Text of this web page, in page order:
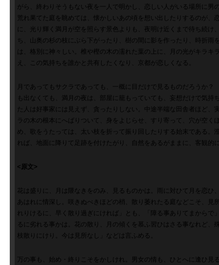
がら、終わりそうもない夜を一人で明かし、恋しい人がいる場所に男
荒れ果てた庭を眺めては、懐かしいあの頃を想い出したりするのが、
に、光り輝く満月が空を照らす景色よりも、夜明け近くまで待ち続け
ち、山奥の杉の枝にぶら下がったり、樹の間に影を作ったり、時折雨
は、格別に神々しい。椎や樫の木の濡れた葉の上に、月の光がキラキ
え、この気持ちを誰かと共有したくなり、京都が恋しくなる。
月であってもサクラであっても、一概に目だけで見るものだろうか
も出なくても、満月の夜は、部屋に籠もっていても、妄想だけで気持
た人は好事家には見えず、貪ったりしない。中途半端な田舎者ほど、
ラの木の根本にへばりついて、身をよじらせ、すり寄って、穴が空く
め、歌をうたっては、太い枝を折って振り回したりする始末である。
れば、地面に降りて足跡を付けたがり、自然をあるがままに、客観的
<原文>
花は盛りに、月は隈なきをのみ、見るものかは。雨に対ひて月を恋ひ
あはれに情深し。咲きぬべきほどの梢、散り萎れたる庭などこそ、見
れりけるに、早く散り過ぎにければ」とも、「障る事ありてまからで
るに劣れる事かは。花の散り、月の傾くを慕ふ習ひはさる事なれど、
枝散りにけり。今は見所なし」などは言ふめる。
万の事も、始め・終りこそをかしけれ。男女の情も、ひとへに逢ひ見